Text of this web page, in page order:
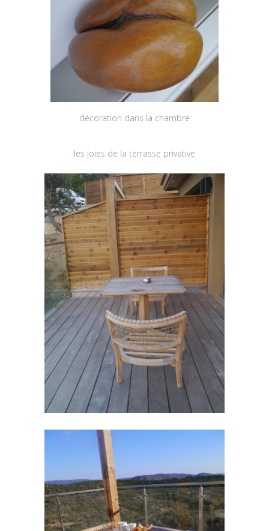
décoration dans la chambre
les joies de la terrasse privative